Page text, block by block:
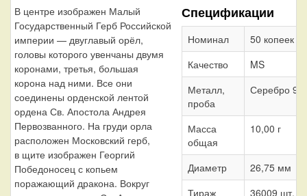
В центре изображен Малый
Государственный Герб Российской
империи — двуглавый орёл,
головы которого увенчаны двумя
коронами, третья, большая
корона над ними. Все они
соединены орденской лентой
ордена Св. Апостола Андрея
Первозванного. На груди орла
расположен Московский герб,
в щите изображен Георгий
Победоносец с копьем
поражающий дракона. Вокруг
Спецификации
Номинал
50 копеек
Качество
MS
Металл,
проба
Серебро
Масса
общая
10,00 г
Диаметр
26,75 мм
Тираж
36009 шт.